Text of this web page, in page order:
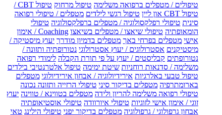
טיפולים / מטפלים ברפואה משלימה טיפול מרחוק
טיפול CBT /
טיפול CBT און ליין
טיפול רגשי לילדים מטפלים / טיפולי רפואה
סינית טיפולי רפלקסולוגיה / מטפלים ברפלקסולוגיה טיפולי
הומאופתיה טיפולי שיאצו / מטפלים בשיאצו
Coaching / אימון
אישי מטפלים בפרחי באך מטפלים בדמיון מודרך יעוץ מיסטיקה /
מיסטיקנים אסטרולוגים / יעוץ אסטרולוגי נטורופתיה ותזונה /
נטורופתים קבליסטים / יעוץ על פי תורת הקבלה לימודי רפואה
משלימה / סדנאות רוחניות שיטת ימימה טיפול אלטרנטיבי בילדים
טיפול טבעי באלרגיות אירידיולוגיה / אבחון אירידיולוגי מטפלים
בארומתרפיה מטפלים בדיקור סיני טיפולי הרזייה ותזונה נכונה
טיפולי רפואה משלימה להריון ולידה מטפלים בטווינא / טווינה יעוץ
זוגי / אימון אישי לזוגיות טיפולי איורוודה טיפולי אוסטיאופתיה
אבחון גרפולוגי / גרפולוגיה מטפלים בדיקור יפני טיפולי הילינג טאי